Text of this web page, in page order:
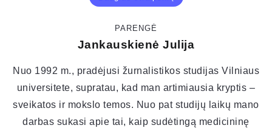
PARENGĖ
Jankauskienė Julija
Nuo 1992 m., pradėjusi žurnalistikos studijas Vilniaus
universitete, supratau, kad man artimiausia kryptis –
sveikatos ir mokslo temos. Nuo pat studijų laikų mano
darbas sukasi apie tai, kaip sudėtingą medicininę